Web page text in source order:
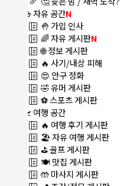
🍻 자유 공간N
🤚 가입 인사
🌈 자유 게시판N
🌐 정보 게시판
🔥 사기/내상 피해
😍 안구 정화
🤣 유머 게시판
⚽ 스포츠 게시판
🛫 여행 공간
🔥 여행 후기 게시판
🏖️ 자유 여행 게시판
⛳ 골프 게시판
🍽️ 맛집 게시판
🤲 마사지 게시판